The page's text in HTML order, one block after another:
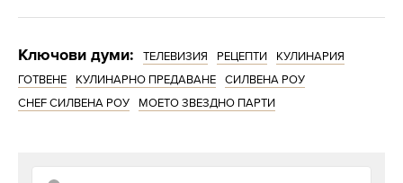
Ключови думи: ТЕЛЕВИЗИЯ РЕЦЕПТИ
КУЛИНАРИЯ
ГОТВЕНЕ
КУЛИНАРНО ПРЕДАВАНЕ
СИЛВЕНА РОУ
CHEF СИЛВЕНА РОУ
МОЕТО ЗВЕЗДНО ПАРТИ